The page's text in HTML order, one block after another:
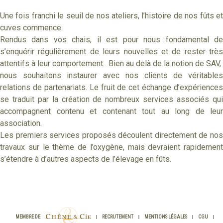
Une fois franchi le seuil de nos ateliers, l’histoire de nos fûts et
cuves commence.
Rendus dans vos chais, il est pour nous fondamental de
s’enquérir régulièrement de leurs nouvelles et de rester très
attentifs à leur comportement. Bien au delà de la notion de SAV,
nous souhaitons instaurer avec nos clients de véritables
relations de partenariats. Le fruit de cet échange d’expériences
se traduit par la création de nombreux services associés qui
accompagnent contenu et contenant tout au long de leur
association.
Les premiers services proposés découlent directement de nos
travaux sur le thème de l’oxygène, mais devraient rapidement
s’étendre à d’autres aspects de l’élevage en fûts.
MEMBRE DE RECRUTEMENT MENTIONS LÉGALES CGU